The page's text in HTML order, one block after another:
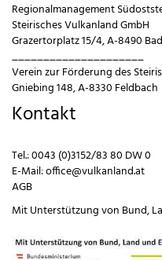
Regionalmanagement
Steirisches Vulkanland GmbH
Grazertorplatz 15/4, A-8490
_____________________
Verein zur Förderung des
Gniebing 148, A-8330 Feldbach
Kontakt
Tel.:0043 (0)3152/83 80 DW 0
E-Mail:office@vulkanland.at
AGB
Mit Unterstützung von Bund,